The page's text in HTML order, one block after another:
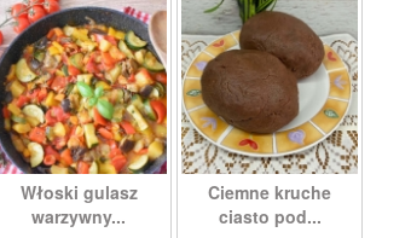
Włoski gulasz
warzywny...
Ciemne kruche
ciasto pod...